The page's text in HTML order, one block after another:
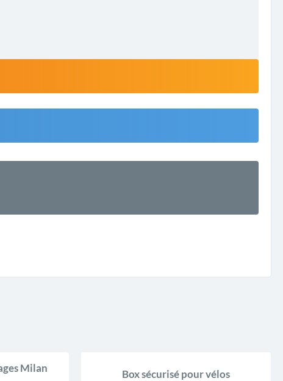
Milan
Box sécurisé pour vélos